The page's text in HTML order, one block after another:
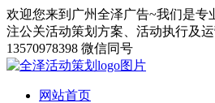
欢迎您来到广州全泽广告~我们是专
注公关活动策划方案、活动执行及运
13570978398 微信同号
网站首页